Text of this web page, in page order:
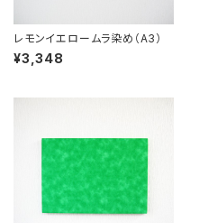
レモンイエロームラ染め（A3）
¥3,348